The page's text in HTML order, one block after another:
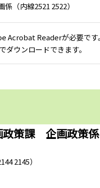
内線2521 2522）
Acrobat Readerが必要です。
ウンロードできます。
策課 企画政策係
2145）